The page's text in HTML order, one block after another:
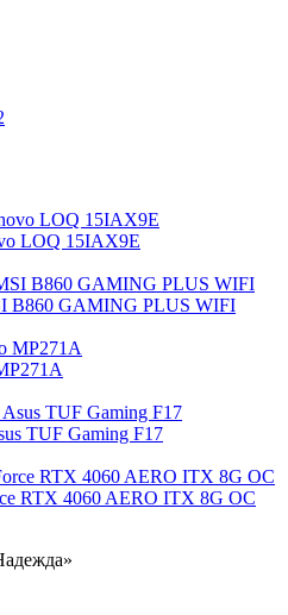
LOQ 15IAX9E
B860 GAMING PLUS WIFI
TUF Gaming F17
RTX 4060 AERO ITX 8G OC